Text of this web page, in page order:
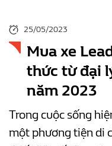
25/05/2023
Mua xe
thức từ đại
năm 2023
Trong cuộc sống
một phương tiện di